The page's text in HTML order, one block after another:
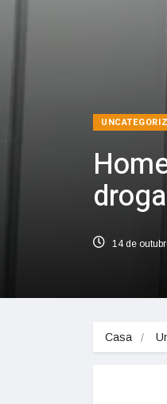
14 de
Casa